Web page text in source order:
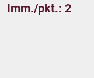
Imm./pkt.: 2